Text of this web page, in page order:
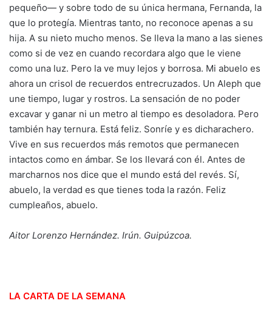
pequeño— y sobre todo de su única hermana, Fernanda, la
que lo protegía. Mientras tanto, no reconoce apenas a su
hija. A su nieto mucho menos. Se lleva la mano a las sienes
como si de vez en cuando recordara algo que le viene
como una luz. Pero la ve muy lejos y borrosa. Mi abuelo es
ahora un crisol de recuerdos entrecruzados. Un Aleph que
une tiempo, lugar y rostros. La sensación de no poder
excavar y ganar ni un metro al tiempo es desoladora. Pero
también hay ternura. Está feliz. Sonríe y es dicharachero.
Vive en sus recuerdos más remotos que permanecen
intactos como en ámbar. Se los llevará con él. Antes de
marcharnos nos dice que el mundo está del revés. Sí,
abuelo, la verdad es que tienes toda la razón. Feliz
cumpleaños, abuelo.
Aitor Lorenzo Hernández. Irún. Guipúzcoa.
LA CARTA DE LA SEMANA